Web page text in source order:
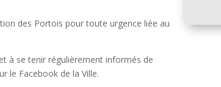
des Portois pour toute urgence liée au
à se tenir régulièrement informés de
le Facebook de la Ville.